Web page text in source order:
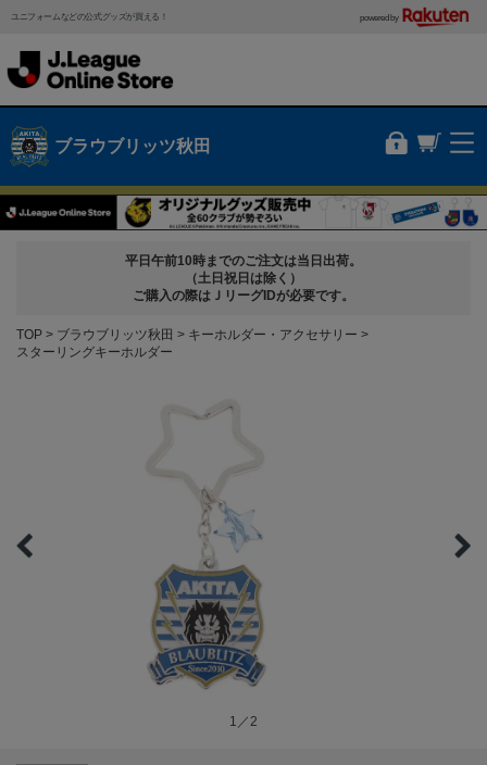
ユニフォームなどの公式グッズが買える！ powered by
ブラウブリッツ秋田
平日午前10時までのご注文は当日出荷。
（土日祝日は除く）
ご購入の際はＪリーグIDが必要です。
TOP ブラウブリッツ秋田
キーホルダー・アクセサリー
スターリングキーホルダー
1／2